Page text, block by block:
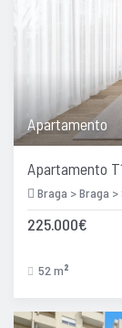
Apartamento
Apartamento
Braga > Braga >
225.000€
52 m 2